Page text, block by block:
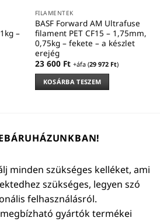
–
FILAMENTEK
BASF Forward AM Ultrafuse
filament PET CF15 – 1,75mm,
0,75kg – fekete – a készlet
erejég
23 600 Ft +áfa (29 972 Ft)
KOSÁRBA TESZEM
minden szükséges kelléket, ami
szükséges, legyen szó
felhasználásról.
gyártók termékei